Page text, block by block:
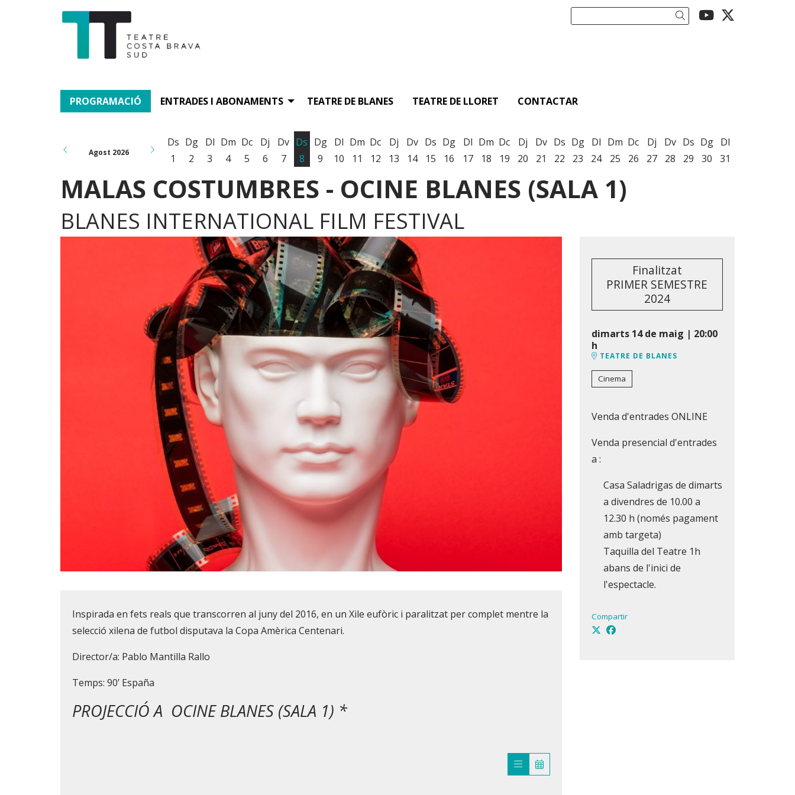
Link a
Cercar
PROGRAMACIÓ ENTRADES I ABONAMENTS TEATRE DE BLANES TEATRE DE LLORET CONTACTAR
Agost 2026
Ds
1
Dg
2
Dl
3
Dm
4
Dc
5
Dj
6
Dv
7
Ds
8
Dg
9
Dl
10
Dm
11
Dc
12
Dj
13
Dv
14
Ds
15
Dg
16
Dl
17
Dm
18
Dc
19
Dj
20
Dv
21
Ds
22
Dg
23
Dl
24
Dm
25
Dc
26
Dj
27
Dv
28
Ds
29
Dg
30
Dl
31
MALAS COSTUMBRES - OCINE BLANES (SALA 1)
BLANES INTERNATIONAL FILM FESTIVAL
Finalitzat
PRIMER SEMESTRE
2024
dimarts 14 de maig | 20:00
h
TEATRE DE BLANES
Cinema
Venda d'entrades ONLINE
Venda presencial d'entrades
a :
Casa Saladrigas de dimarts
a divendres de 10.00 a
12.30 h (només pagament
amb targeta)
Taquilla del Teatre 1h
abans de l'inici de
l'espectacle.
Compartir
Inspirada en fets reals que transcorren al juny del 2016, en un Xile eufòric i paralitzat per complet mentre la
selecció xilena de futbol disputava la Copa Amèrica Centenari.
Director/a: Pablo Mantilla Rallo
Temps: 90’ España
PROJECCIÓ A OCINE BLANES (SALA 1) *